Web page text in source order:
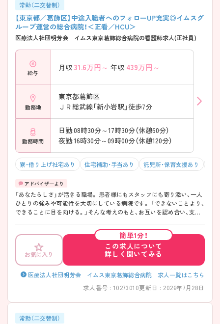
常勤（二交替制）
【東京都／葛飾区】中途入職者へのフォローUP充実◎イムスグ
ループ運営の総合病院！＜正看／HCU＞
医療法人社団明芳会 イムス東京葛飾総合病院の看護師求人(正社員)
給与
月収 31.6万円～ 年収 439万円～
勤務地
東京都葛飾区
ＪＲ総武線「新小岩駅」徒歩7分
勤務時間
日勤:08時30分～17時30分（休憩60分）
夜勤:16時30分～09時00分（休憩120分）
寮・借り上げ社宅あり 住宅補助・手当あり 託児所・保育支援あり
「あなたらしさ」が活きる職場。 患者様にもスタッフにも寄り添い、一人
ひとりの強みや可能性を大切にしている病院です。 「できないことより、
できることに目を向ける。」そんな考えのもと、お互いを認め合い、支え
浅い方やブランクのある方も安心して成長できる環境です◎
お気に入り
簡単1分！
この求人について
詳しく聞いてみる
医療法人社団明芳会 イムス東京葛飾総合病院 求人一覧はこちら
求人番号 : 10273010更新日 : 2026年7月28日
常勤（二交替制）